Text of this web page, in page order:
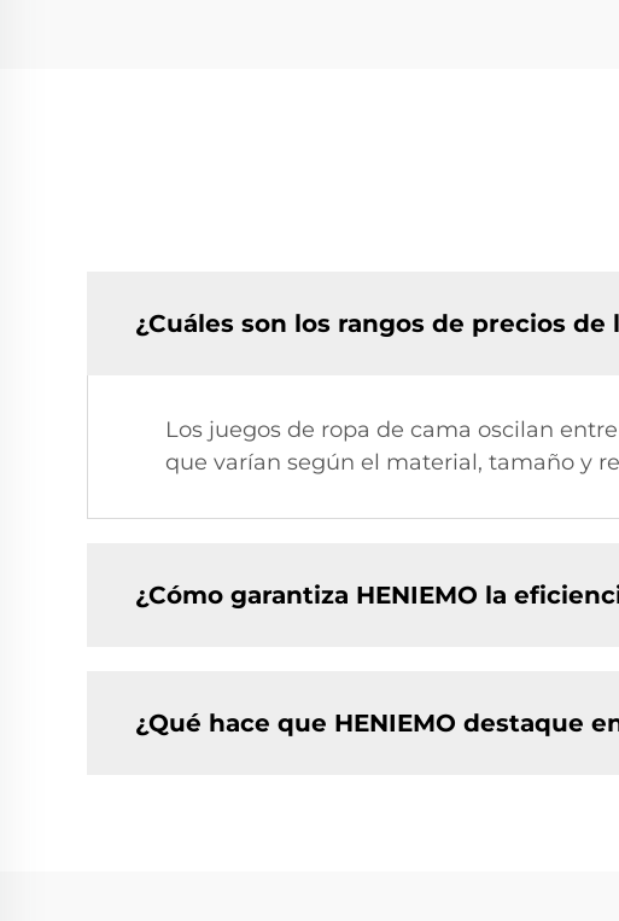
¿Cuáles son los rangos de precios
Los juegos de ropa de cama oscilan
que varían según el material, tamaño y
¿Cómo garantiza HENIEMO la
¿Qué hace que HENIEMO destaque